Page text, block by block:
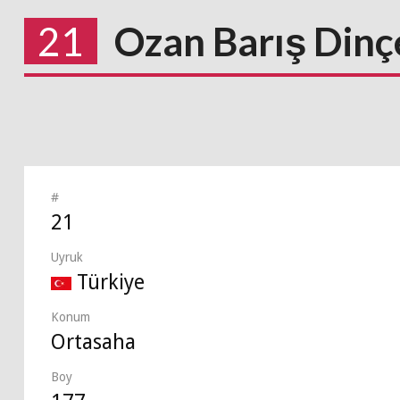
21 Ozan Barış
#
21
Uyruk
Türkiye
Konum
Ortasaha
Boy